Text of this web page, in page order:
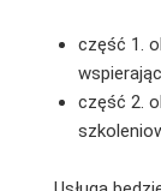
część 1.
część 2.